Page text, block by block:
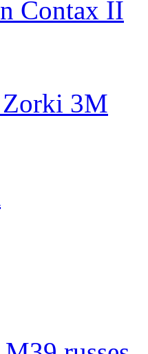
Contax II
3M